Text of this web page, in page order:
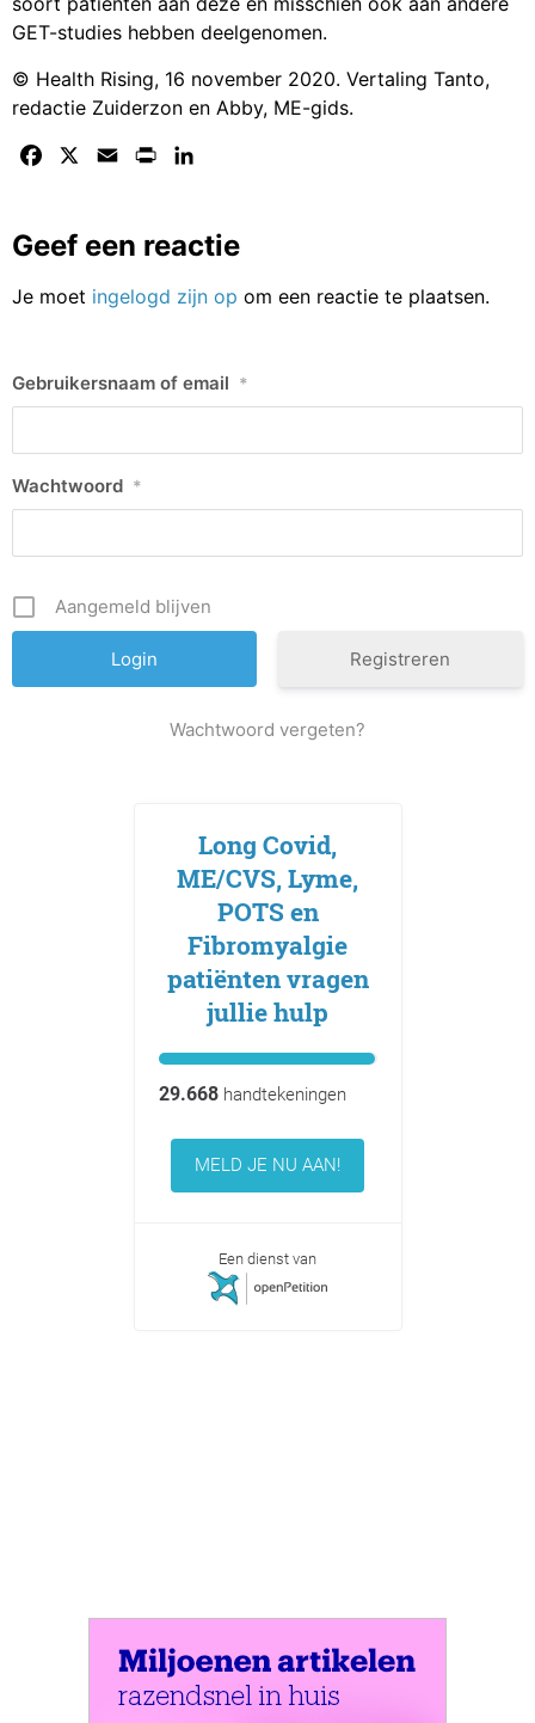
GET-studies hebben deelgenomen.
© Health Rising, 16 november 2020. Vertaling Tanto,
redactie Zuiderzon en Abby, ME-gids.
Facebook Email Print
Geef een reactie
Je moet ingelogd zijn op om een reactie te plaatsen.
Gebruikersnaam of email *
Wachtwoord *
Aangemeld blijven
Registreren
Wachtwoord vergeten?
Long Covid,
ME/CVS, Lyme,
POTS en
Fibromyalgie
patiënten vragen
jullie hulp
29.668handtekeningen
MELD JE NU AAN!
Een dienst van